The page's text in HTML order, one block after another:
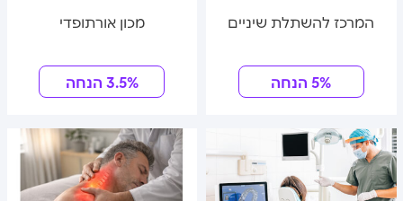
מכון אורתופדי
3.5% הנחה
המרכז להשתלת שיניים
5% הנחה